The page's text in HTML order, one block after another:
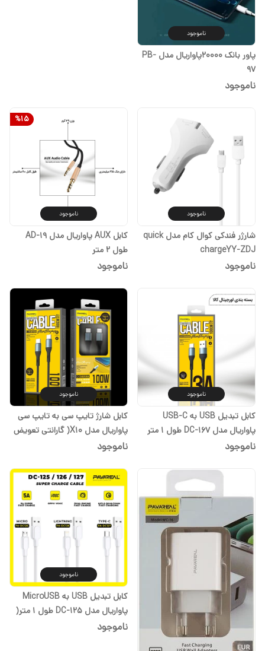
ناموجود
پاور بانک 20000پاواریال مدل PB-
97
ناموجود
ناموجود
شارژر فندکی کوال کام مدل quick
chargeYY-ZDJ
ناموجود
%15
ناموجود
کابل AUX پاواریال مدل AD-19
طول 2 متر
ناموجود
ناموجود
کابل تبدیل USB به USB-C
پاواریال مدل DC-167 طول 1 متر
(گارانتی تعویض یک ساله)
ناموجود
ناموجود
کابل شارژ تایپ سی به تایپ سی
پاواریال مدل X10( گارانتی تعویض
یک ساله)
ناموجود
ناموجود
کابل تبدیل USB به MicroUSB
پاواریال مدل DC-125 طول 1 متر(
گارانتی تعویض یک ساله)
ناموجود